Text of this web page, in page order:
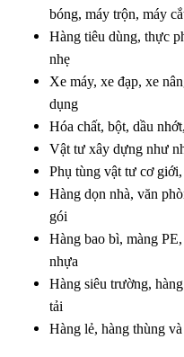
bóng, máy trộn, máy
Hàng tiêu dùng, thực
nhẹ
Xe máy, xe đạp, xe
dụng
Hóa chất, bột, dầu
Vật tư xây dựng như
Phụ tùng vật tư cơ
Hàng dọn nhà, văn
gói
Hàng bao bì, màng
nhựa
Hàng siêu trường,
tải
Hàng lẻ, hàng thùng